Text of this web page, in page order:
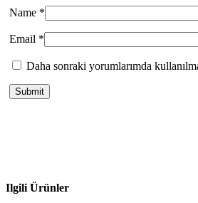
Name *
Email *
Daha sonraki yorumlarımda
Ilgili Ürünler